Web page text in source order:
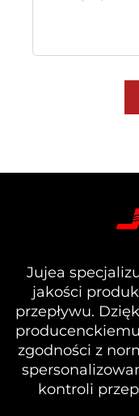
Jujea
jakości
przepływu.
zgodności z
kontroli